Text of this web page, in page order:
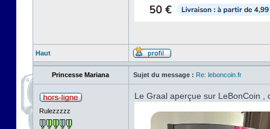
Haut
Princesse Mariana Sujet du message : Re: leboncoin.fr
Rulezzzzz
Le Graal aperçue sur LeBonCoin